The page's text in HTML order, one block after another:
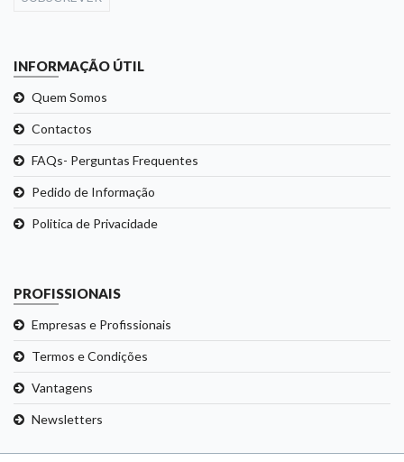
INFORMAÇÃO ÚTIL
Quem Somos
Contactos
FAQs- Perguntas Frequentes
Pedido de Informação
Politica de Privacidade
PROFISSIONAIS
Empresas e Profissionais
Termos e Condições
Vantagens
Newsletters